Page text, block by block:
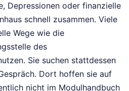
Depressionen oder finanzielle
schnell zusammen. Viele
Wege wie die
des
Sie suchen stattdessen
Dort hoffen sie auf
nicht im Modulhandbuch